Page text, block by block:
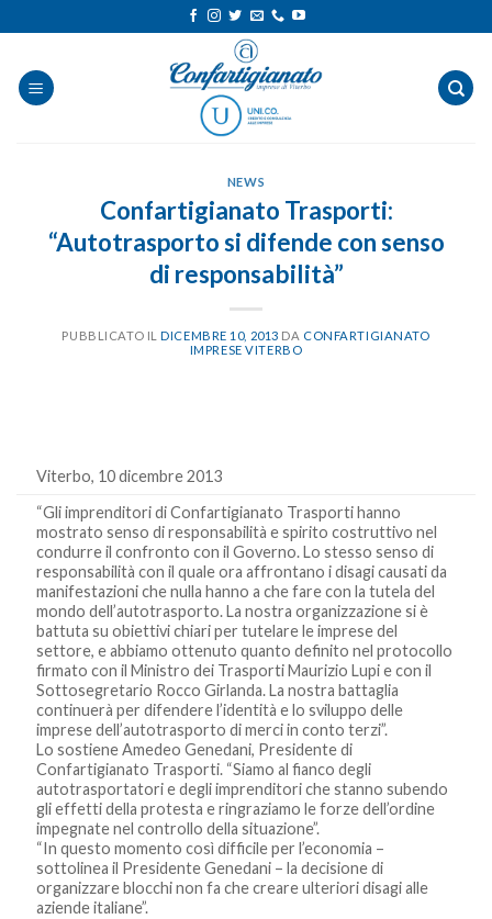
ai
contenuti
NEWS
Confartigianato Trasporti:
“Autotrasporto si difende con senso
di responsabilità”
PUBBLICATO ILDICEMBRE 10, 2013 DA CONFARTIGIANATO
IMPRESE VITERBO
Viterbo, 10 dicembre 2013
“Gli imprenditori di Confartigianato Trasporti hanno
mostrato senso di responsabilità e spirito costruttivo nel
condurre il confronto con il Governo. Lo stesso senso di
responsabilità con il quale ora affrontano i disagi causati da
manifestazioni che nulla hanno a che fare con la tutela del
mondo dell’autotrasporto. La nostra organizzazione si è
battuta su obiettivi chiari per tutelare le imprese del
settore, e abbiamo ottenuto quanto definito nel protocollo
firmato con il Ministro dei Trasporti Maurizio Lupi e con il
Sottosegretario Rocco Girlanda. La nostra battaglia
continuerà per difendere l’identità e lo sviluppo delle
imprese dell’autotrasporto di merci in conto terzi”.
Lo sostiene Amedeo Genedani, Presidente di
Confartigianato Trasporti. “Siamo al fianco degli
autotrasportatori e degli imprenditori che stanno subendo
gli effetti della protesta e ringraziamo le forze dell’ordine
impegnate nel controllo della situazione”.
“In questo momento così difficile per l’economia –
sottolinea il Presidente Genedani – la decisione di
organizzare blocchi non fa che creare ulteriori disagi alle
aziende italiane”.